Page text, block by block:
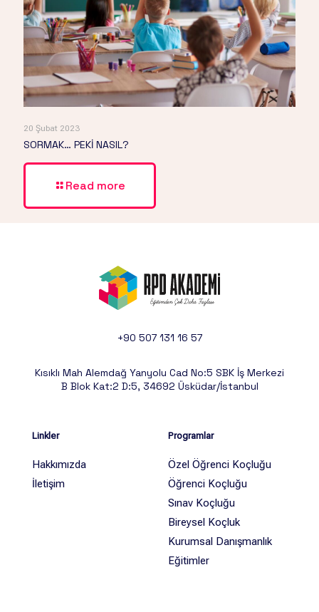
20 Şubat 2023
SORMAK… PEKİ NASIL?
Read more
+90 507 131 16 57
Kısıklı Mah Alemdağ Yanyolu Cad No:5 SBK İş Merkezi
B Blok Kat:2 D:5, 34692 Üsküdar/İstanbul
Linkler
Hakkımızda
İletişim
Programlar
Özel Öğrenci Koçluğu
Öğrenci Koçluğu
Sınav Koçluğu
Bireysel Koçluk
Kurumsal Danışmanlık
Eğitimler